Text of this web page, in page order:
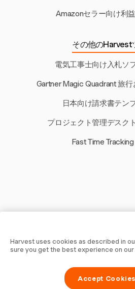
Amazonセラー向け利
その他のHarvest
電気工事士向け入札ソ
Gartner Magic Quadrant 旅
日本向け請求書テン
プロジェクト管理デスク
Fast Time
あなたの時間には
がある — 今すぐ
Harvestで時間を記録し、クライ
く支払いを受ける70,000以上の企
Harvest uses cookies as described in
sure you get the best experience on
Accept Cookies